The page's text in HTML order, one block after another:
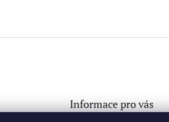
Informace pro vás